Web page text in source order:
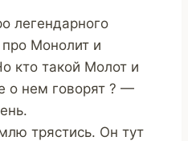
легендарного
Монолит и
кто такой Молот и
о нем говорят ? —
трястись. Он тут